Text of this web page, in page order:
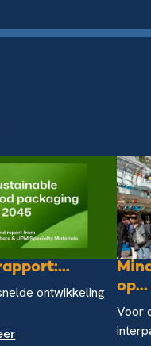
ontwikkeling
op...
Voor